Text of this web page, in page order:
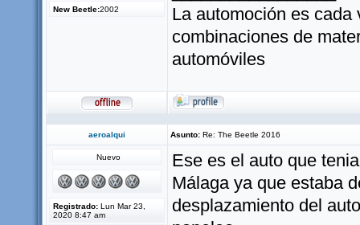
New Beetle:2002
La automoción es
combinaciones de
automóviles
aeroalqui Asunto: Re: The Beetle 2016
Nuevo
Registrado: Lun Mar 23,
2020 8:47 am
Ese es el auto que
Málaga ya que estaba
desplazamiento del